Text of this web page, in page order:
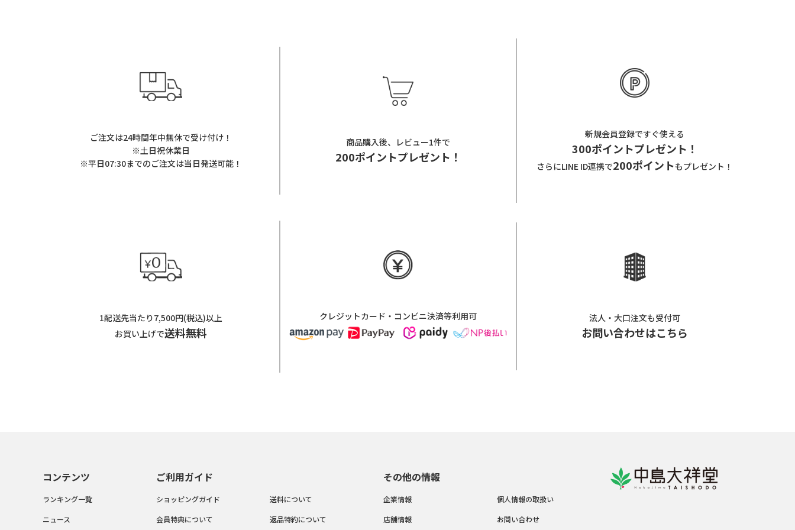
ご注文は24時間年中無休で受け付け！
※土日祝休業日
※平日07:30までのご注文は当日発送可能！
商品購入後、レビュー1件で
200ポイントプレゼント！
新規会員登録ですぐ使える
300ポイントプレゼント！
さらにLINE ID連携で200ポイントもプレゼント！
1配送先当たり7,500円(税込)以上
お買い上げで送料無料
クレジットカード・コンビニ決済等利用可 法人・大口注文も受付可
お問い合わせはこちら
コンテンツ
ランキング一覧
ニュース
ご利用ガイド
ショッピングガイド
会員特典について
送料について
返品特約について
その他の情報
企業情報
店舗情報
個人情報の取扱い
お問い合わせ